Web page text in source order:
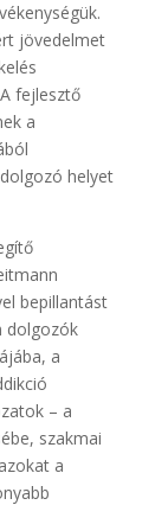
jövedelmet
fejlesztő
a
helyet
bepillantást
dolgozók
a
– a
szakmai
a